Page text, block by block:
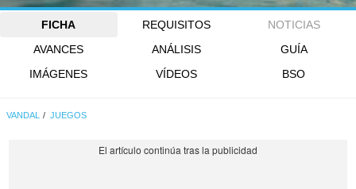
FICHA REQUISITOS
NOTICIAS
AVANCES
ANÁLISIS
GUÍA
IMÁGENES
VÍDEOS BSO
VANDAL JUEGOS